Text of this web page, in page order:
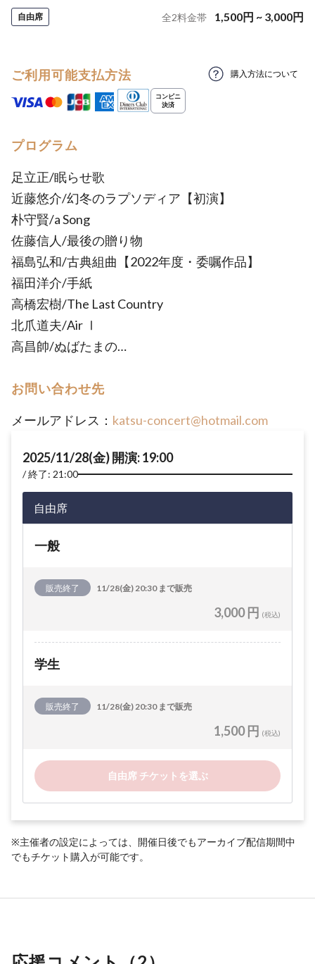
自由席 全2料金帯 1,500円 ~ 3,000円
ご利用可能支払方法 購入方法について
プログラム
足立正/眠らせ歌
近藤悠介/幻冬のラプソディア【初演】
朴守賢/a Song
佐藤信人/最後の贈り物
福島弘和/古典組曲【2022年度・委嘱作品】
福田洋介/手紙
高橋宏樹/The Last Country
北爪道夫/Air Ⅰ
高昌帥/ぬばたまの…
お問い合わせ先
メールアドレス： katsu-concert@hotmail.com
2025/11/28(金) 開演: 19:00
終了: 21:00
自由席
一般
販売終了 11/28(金) 20:30 まで販売
3,000 円 (税込)
学生
販売終了 11/28(金) 20:30 まで販売
1,500 円 (税込)
自由席 チケットを選ぶ
※主催者の設定によっては、開催日後でもアーカイブ配信期間中
でもチケット購入が可能です。